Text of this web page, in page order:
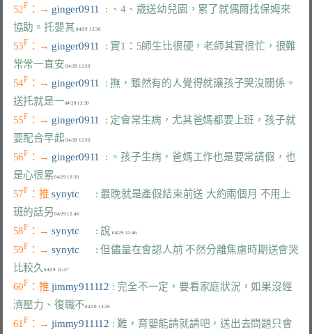
52F ：→ ginger0911 : 、4、歲送幼兒園，累了就偶爾找保姆來
協助。托嬰其
04/29 12:30
53F ：→ ginger0911 : 實1：5師生比很硬，老師其實很忙，很難
常常一直安
04/29 12:30
54F ：→ ginger0911 : 撫，雖然有的人覺得就讓孩子哭沒關係。
送托就是一
55F ：→ ginger0911 : 定會常生病，尤其爸媽都要上班，孩子就
要配合早起
04/29 12:30
56F ：→ ginger0911 : 。孩子生病，爸媽工作也是要常請假，也
是心很累
04/29 12:30
57F ：推 synytc : 最晚就是產假結束前送 大約兩個月 不用上
班的話另
04/29 12:46
58F ：→ synytc : 說 04/29 12:46
59F ：→ synytc : 但儘量在會認人前 不然分離焦慮時期送會哭
比較久
04/29 12:47
60F ：推 jimmy911112 : 完全不一定，要看家庭狀況，如果沒經
濟壓力、復職不
04/29 13:28
61F ：→ jimmy911112 : 難，育嬰能請就請吧，送出去問題只會